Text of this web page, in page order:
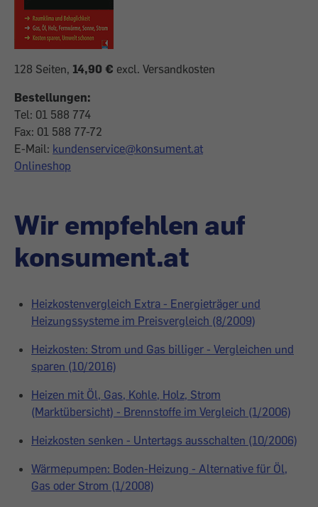
128 Seiten, 14,90 € excl. Versandkosten
Bestellungen:
Tel: 01 588 774
Fax: 01 588 77-72
E-Mail: kundenservice@konsument.at
Onlineshop
Wir empfehlen auf
konsument.at
Heizkostenvergleich Extra - Energieträger und
Heizungssysteme im Preisvergleich (8/2009)
Heizkosten: Strom und Gas billiger - Vergleichen und
sparen (10/2016)
Heizen mit Öl, Gas, Kohle, Holz, Strom
(Marktübersicht) - Brennstoffe im Vergleich (1/2006)
Heizkosten senken - Untertags ausschalten (10/2006)
Wärmepumpen: Boden-Heizung - Alternative für Öl,
Gas oder Strom (1/2008)